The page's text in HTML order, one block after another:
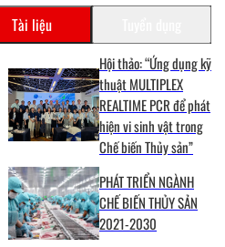
Tài liệu
Hội thảo: “Ứng dụng kỹ
thuật MULTIPLEX
REALTIME PCR để phát
hiện vi sinh vật trong
Chế biến Thủy sản”
PHÁT TRIỂN NGÀNH
CHẾ BIẾN THỦY SẢN
2021-2030